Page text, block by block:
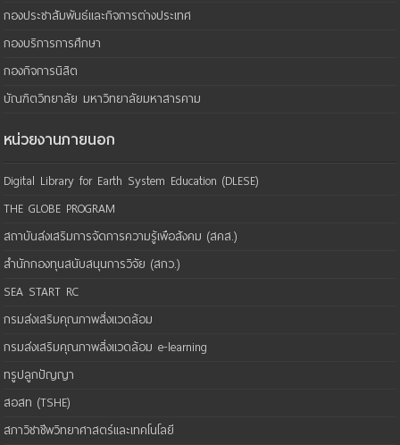
กองประชาสัมพันธ์และกิจการต่างประเทศ
กองบริการการศึกษา
กองกิจการนิสิต
บัณฑิตวิทยาลัย มหาวิทยาลัยมหาสารคาม
หน่วยงานภายนอก
Digital Library for Earth System Education (DLESE)
THE GLOBE PROGRAM
สถาบันส่งเสริมการจัดการความรู้เพือสังคม (สคส.)
สำนักกองทุนสนับสนุนการวิจัย (สกว.)
SEA START RC
กรมส่งเสริมคุณภาพสิ่งแวดล้อม
กรมส่งเสริมคุณภาพสิ่งแวดล้อม e-learning
ทรูปลูกปัญญา
สอสท (TSHE)
สภาวิชาชีพวิทยาศาสตร์และเทคโนโลยี